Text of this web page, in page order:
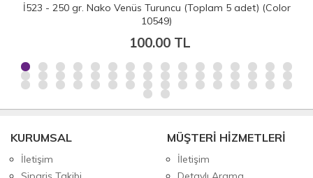
(Color
İH4779 - 500 gr. (5 Adet) Lanoso natural merino % 50
merino yün
200.00 TL
KURUMSAL
İletişim
MÜŞTERİ HİZMETLERİ
İletişim